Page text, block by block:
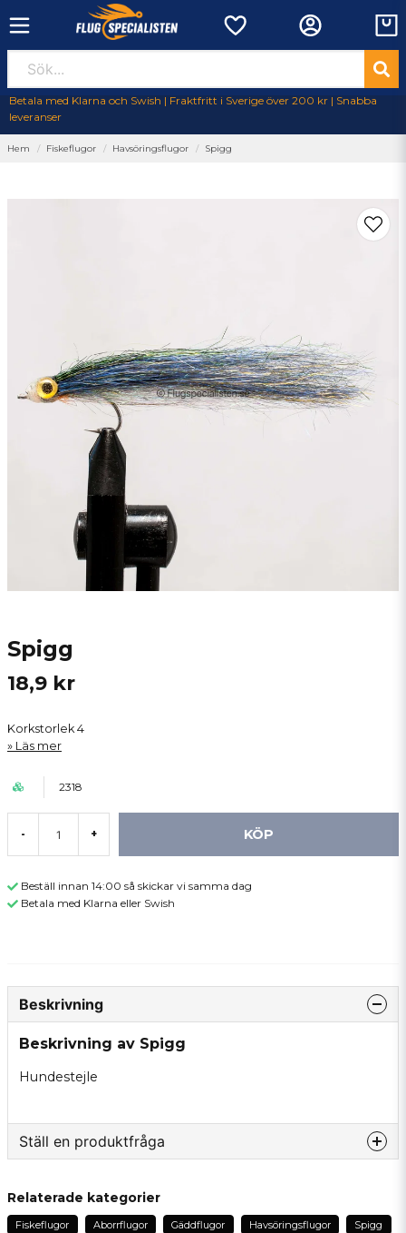
Betala med Klarna och Swish | Fraktfritt i Sverige över 200 kr | Snabba
leveranser
Hem Fiskeflugor Havsöringsflugor Spigg
Spigg
18,9 kr
Korkstorlek 4
Läs mer
2318
- + KÖP
Beställ innan 14:00 så skickar vi samma dag
Betala med Klarna eller Swish
Beskrivning
Beskrivning av Spigg
Hundestejle
Ställ en produktfråga
Fråga oss något om denna produkten...
Relaterade kategorier
Fiskeflugor Aborrflugor Gäddflugor Havsöringsflugor Spigg